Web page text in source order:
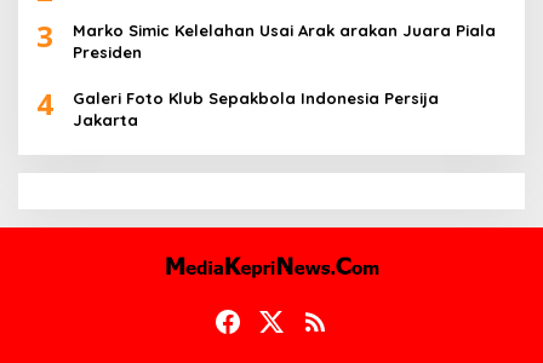
3
Marko Simic Kelelahan Usai Arak arakan Juara Piala
Presiden
4
Galeri Foto Klub Sepakbola Indonesia Persija
Jakarta